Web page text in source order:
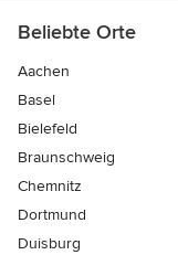
Beliebte Orte
Aachen
Basel
Bielefeld
Braunschweig
Chemnitz
Dortmund
Duisburg